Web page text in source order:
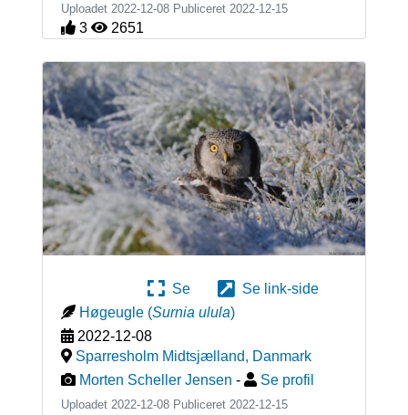
Uploadet 2022-12-08 Publiceret 2022-12-15
3 2651
Se
Se link-side
Høgeugle (Surnia ulula)
2022-12-08
Sparresholm Midtsjælland, Danmark
Morten Scheller Jensen - Se profil
Uploadet 2022-12-08 Publiceret 2022-12-15